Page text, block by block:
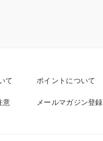
て ポイントについて
意 メールマガジン登録